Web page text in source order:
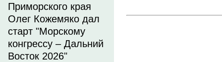
Приморского края
Олег Кожемяко дал
старт "Морскому
конгрессу – Дальний
Восток 2026"